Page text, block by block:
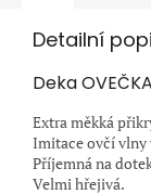
Detailní
Deka
Extra měkká
Imitace ovčí vlny
Příjemná na
Velmi hřejivá.